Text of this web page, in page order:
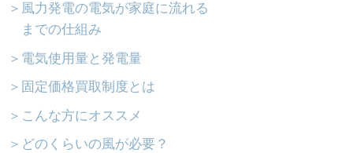
＞風力発電の電気が家庭に流れる
までの仕組み
＞電気使用量と発電量
＞固定価格買取制度とは
＞こんな方にオススメ
＞どのくらいの風が必要？